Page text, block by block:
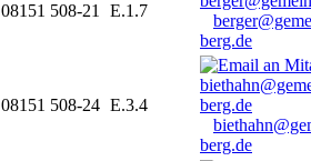
08151 508-21 E.1.7
berg.de
08151 508-24 E.3.4
berg.de